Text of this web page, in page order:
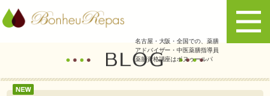
名古屋・大阪・全国での、薬膳
アドバイザー・中医薬膳指導員
薬膳資格講座はボヌゥールパ